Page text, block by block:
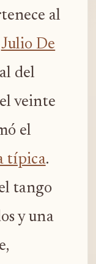
al
Julio De
del
veinte
el
típica.
tango
y una